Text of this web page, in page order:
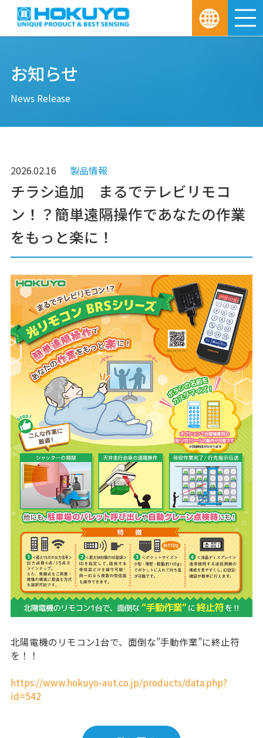
お知らせ
News Release
2026.02.16 製品情報
チラシ追加 まるでテレビリモコ
ン！？簡単遠隔操作であなたの作業
をもっと楽に！
北陽電機のリモコン1台で、面倒な”手動作業”に終止符
を！！
https://www.hokuyo-aut.co.jp/products/data.php?
id=542